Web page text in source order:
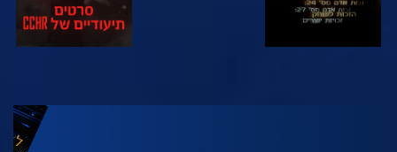
בדוק את הסדרה